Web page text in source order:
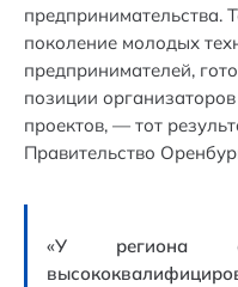
предпринимательства.
поколение молодых
предпринимателей,
позиции
проектов, — тот
Правительство
«У региона